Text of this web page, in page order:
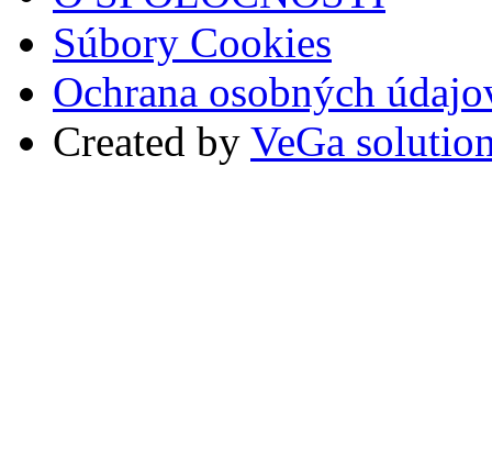
Súbory Cookies
Ochrana osobných
Created by VeGa